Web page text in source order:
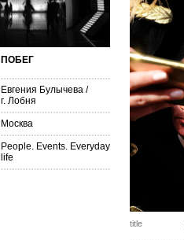
ПОБЕГ
Евгения Булычева /
г. Лобня
Москва
People. Events. Everyday
life
title